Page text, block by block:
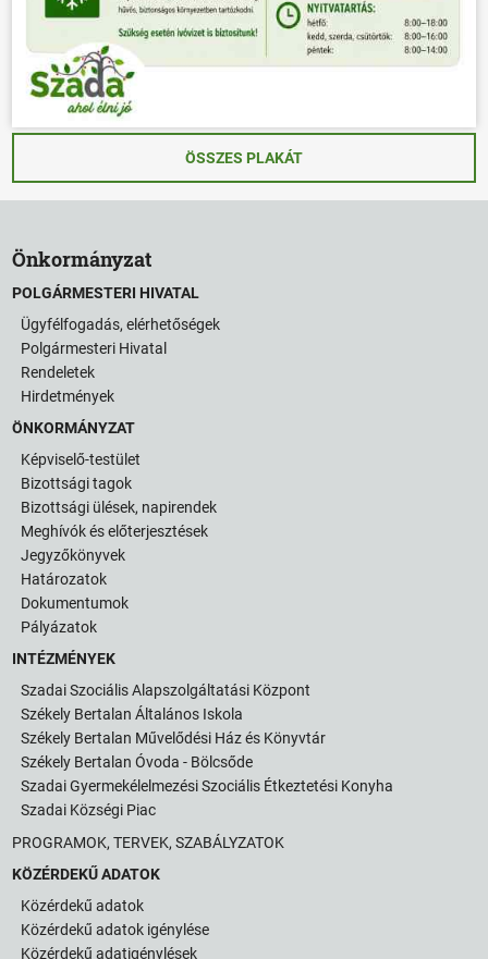
ÖSSZES PLAKÁT
Önkormányzat
POLGÁRMESTERI HIVATAL
Ügyfélfogadás, elérhetőségek
Polgármesteri Hivatal
Rendeletek
Hirdetmények
ÖNKORMÁNYZAT
Képviselő-testület
Bizottsági tagok
Bizottsági ülések, napirendek
Meghívók és előterjesztések
Jegyzőkönyvek
Határozatok
Dokumentumok
Pályázatok
INTÉZMÉNYEK
Szadai Szociális Alapszolgáltatási Központ
Székely Bertalan Általános Iskola
Székely Bertalan Művelődési Ház és Könyvtár
Székely Bertalan Óvoda - Bölcsőde
Szadai Gyermekélelmezési Szociális Étkeztetési Konyha
Szadai Községi Piac
PROGRAMOK, TERVEK, SZABÁLYZATOK
KÖZÉRDEKŰ ADATOK
Közérdekű adatok
Közérdekű adatok igénylése
Közérdekű adatigénylések